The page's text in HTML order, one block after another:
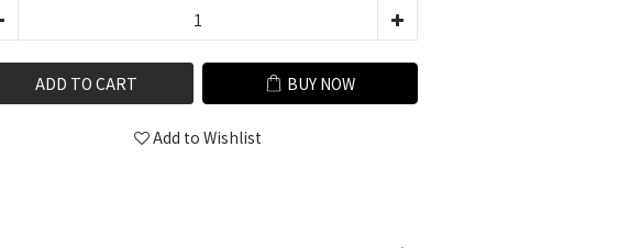
ADD TO CART BUY NOW
Add to Wishlist